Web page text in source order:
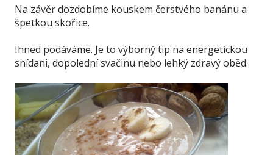
Na závěr dozdobíme kouskem čerstvého banánu a
špetkou skořice.
Ihned podáváme. Je to výborný tip na energetickou
snídani, dopolední svačinu nebo lehký zdravý oběd.